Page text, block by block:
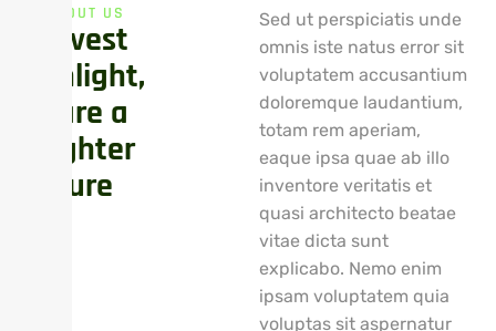
ABOUT US
vest
nlight,
are a
ghter
ure
Sed ut perspiciatis unde
omnis iste natus error sit
voluptatem accusantium
doloremque laudantium,
totam rem aperiam,
eaque ipsa quae ab illo
inventore veritatis et
quasi architecto beatae
vitae dicta sunt
explicabo. Nemo enim
ipsam voluptatem quia
voluptas sit aspernatur